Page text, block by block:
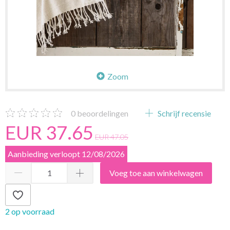
Zoom
0 beoordelingen Schrijf recensie
EUR 37.65 EUR 47.05
Aanbieding verloopt 12/08/2026
Voeg toe aan winkelwagen
2 op voorraad